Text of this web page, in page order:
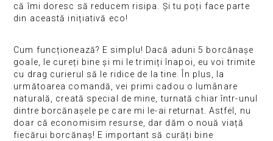
că îmi doresc să reducem risipa. Și tu poți face parte
din această inițiativă eco!
Cum funcționează? E simplu! Dacă aduni 5 borcănașe
goale, le cureți bine și mi le trimiți înapoi, eu voi trimite
cu drag curierul să le ridice de la tine. În plus, la
următoarea comandă, vei primi cadou o lumânare
naturală, creată special de mine, turnată chiar într-unul
dintre borcănașele pe care mi le-ai returnat. Astfel, nu
doar că economisim resurse, dar dăm o nouă viață
fiecărui borcănaș! E important să curăți bine